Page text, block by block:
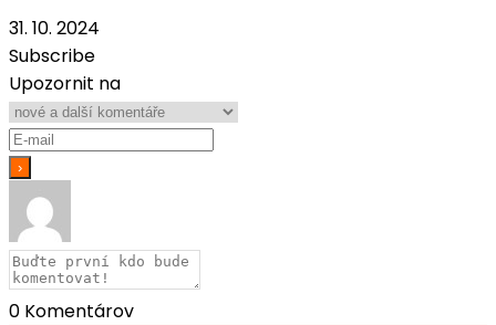
31. 10. 2024
Subscribe
Upozornit na
0 Komentárov